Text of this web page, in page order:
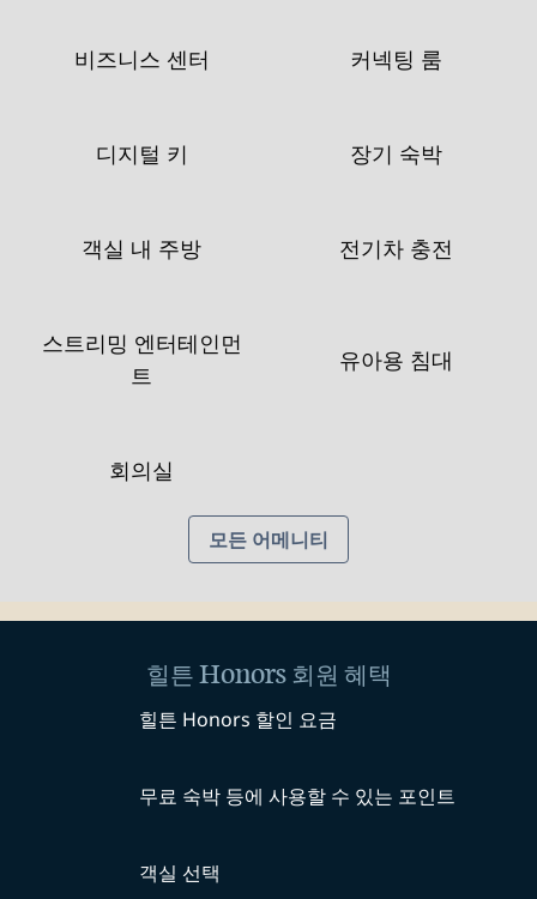
비즈니스 센터 커넥팅 룸
디지털 키 장기 숙박
객실 내 주방 전기차 충전
스트리밍 엔터테인먼
트
유아용 침대
회의실
모든 어메니티
힐튼 Honors 회원 혜택
힐튼 Honors 할인 요금
무료 숙박 등에 사용할 수 있는 포인트
객실 선택